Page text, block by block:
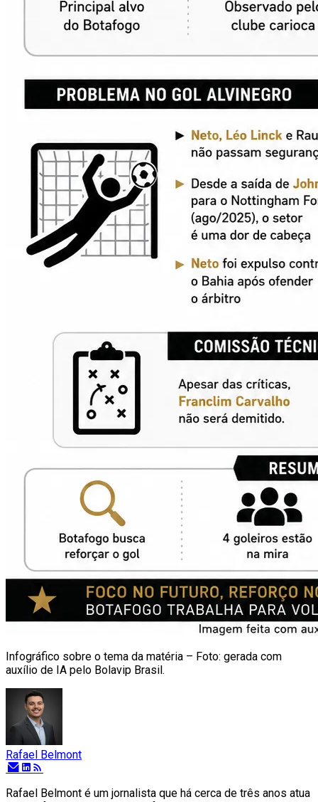
Infográfico sobre o tema da matéria – Foto: gerada com
auxílio de IA pelo Bolavip Brasil.
Rafael Belmont
Rafael Belmont é um jornalista que há cerca de três anos atua